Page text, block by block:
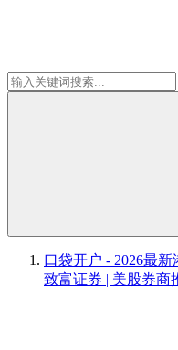
口袋开户 - 2026最
致富证券 | 美股券商